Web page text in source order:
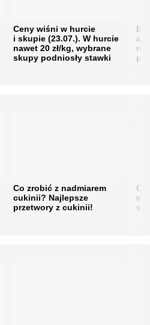
Ceny wiśni w hurcie
i skupie (23.07.). W hurcie
nawet 20 zł/kg, wybrane
skupy podniosły stawki
Co zrobić z nadmiarem
cukinii? Najlepsze
przetwory z cukinii!
w